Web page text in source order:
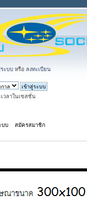
ะบบ หรือ ลงทะเบียน
วลาในเซสชั่น
บบ สมัครสมาชิก